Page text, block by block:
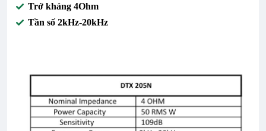
Trở kháng 4Ohm
Tần số 2kHz-20kHz